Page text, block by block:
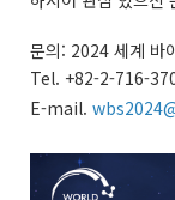
문의: 2024 세계 바
Tel. +82-2-716-
E-mail.